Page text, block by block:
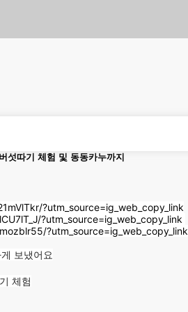
섯따기 체험 및 동동카누까지
?utm_source=ig_web_copy_link
?utm_source=ig_web_copy_link
?utm_source=ig_web_copy_link
보냈어요
체험